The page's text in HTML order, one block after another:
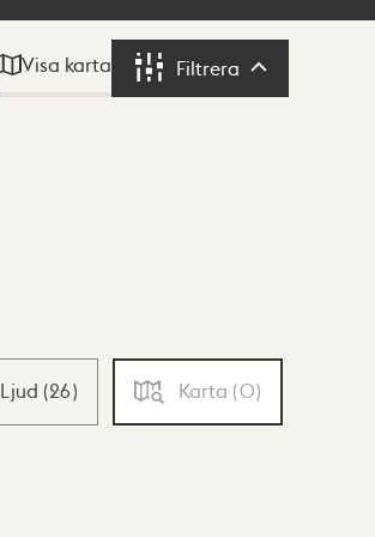
Visa karta Filtrera Filtrera
Ljud (26) Karta (0)